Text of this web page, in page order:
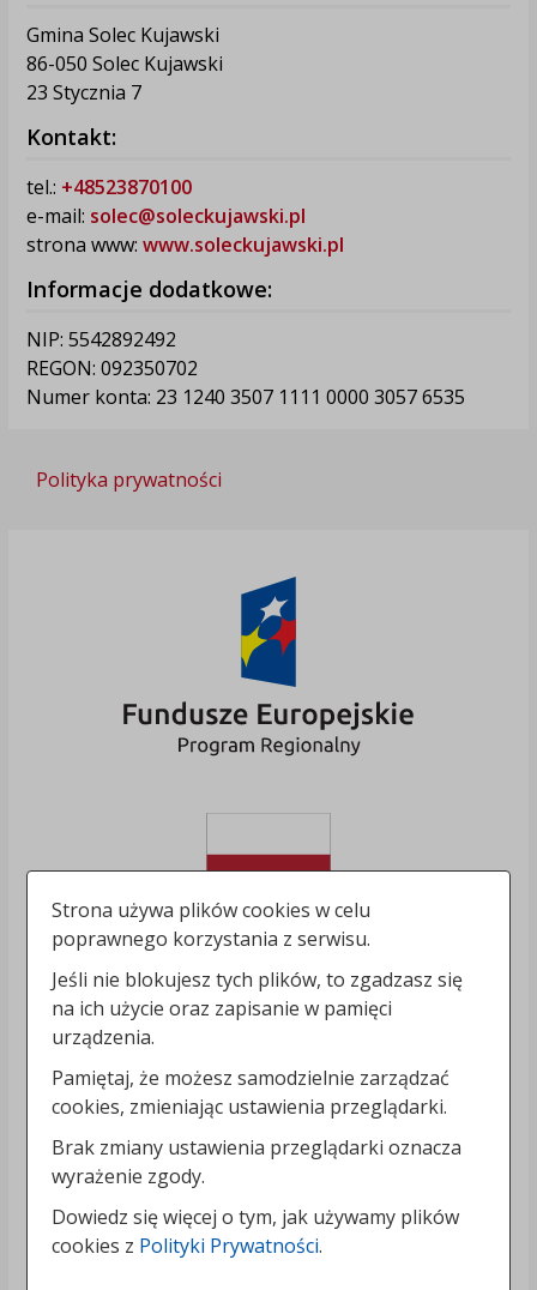
Gmina Solec Kujawski
86-050 Solec Kujawski
23 Stycznia 7
Kontakt:
tel.: +48523870100
e-mail: solec@soleckujawski.pl
strona www: www.soleckujawski.pl
Informacje dodatkowe:
NIP: 5542892492
REGON: 092350702
Numer konta: 23 1240 3507 1111 0000 3057 6535
Polityka prywatności
Strona używa plików cookies w celu
poprawnego korzystania z serwisu.
Jeśli nie blokujesz tych plików, to zgadzasz się
na ich użycie oraz zapisanie w pamięci
urządzenia.
Pamiętaj, że możesz samodzielnie zarządzać
cookies, zmieniając ustawienia przeglądarki.
Brak zmiany ustawienia przeglądarki oznacza
wyrażenie zgody.
Dowiedz się więcej o tym, jak używamy plików
cookies z Polityki Prywatności.